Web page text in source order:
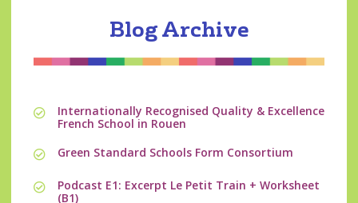
Blog Archive
Internationally Recognised Quality & Excellence
French School in Rouen
Green Standard Schools Form Consortium
Podcast E1: Excerpt Le Petit Train + Worksheet
(B1)